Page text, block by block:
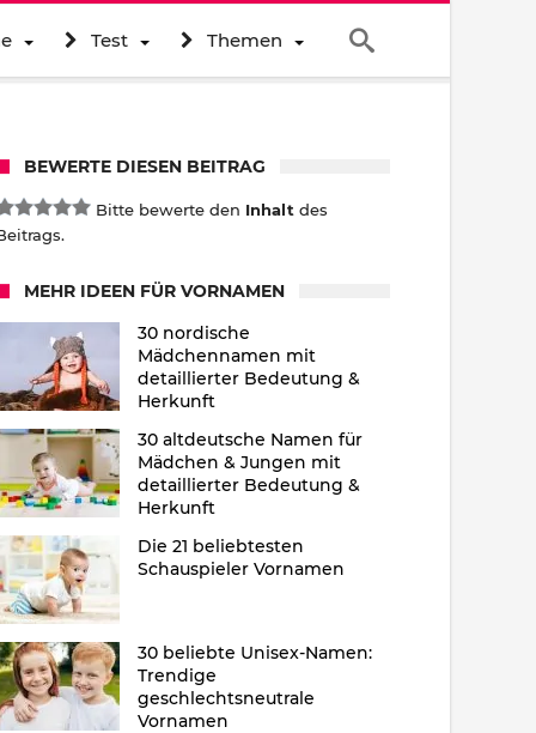
Test Themen
BEWERTE DIESEN BEITRAG
Bitte bewerte den Inhalt des
MEHR IDEEN FÜR VORNAMEN
30 nordische
Mädchennamen mit
detaillierter Bedeutung &
Herkunft
30 altdeutsche Namen für
Mädchen & Jungen mit
detaillierter Bedeutung &
Herkunft
Die 21 beliebtesten
Schauspieler Vornamen
30 beliebte Unisex-Namen:
Trendige
geschlechtsneutrale
Vornamen